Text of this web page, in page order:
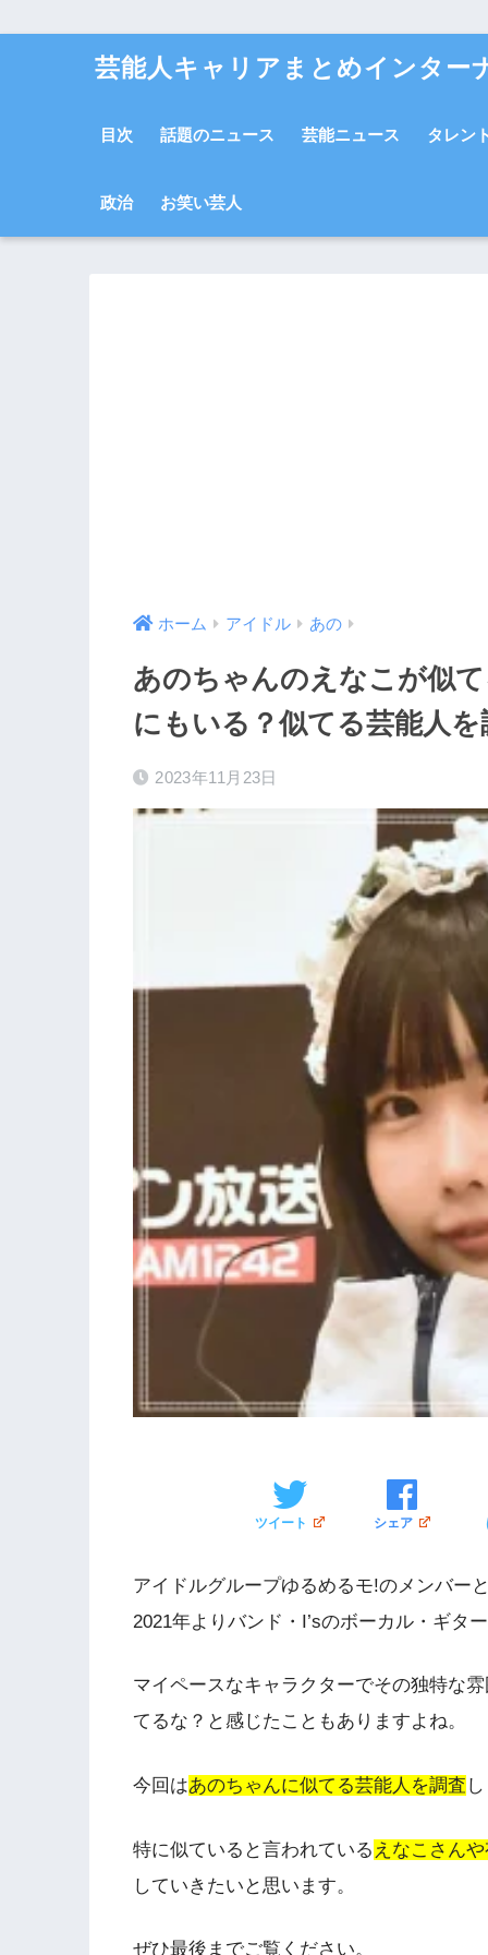
芸能人キャリアまとめインター
目次 話題のニュース 芸能ニュース タレン
政治 お笑い芸人
ホーム アイドル あの
あのちゃんのえなこが似
にもいる？似てる芸能人を
2023年11月23日
ツイート シェア
アイドルグループゆるめるモ!のメンバー
2021年よりバンド・I’sのボーカル・ギタ
マイペースなキャラクターでその独特な
てるな？と感じたこともありますよね。
今回はあのちゃんに似てる芸能人を調査
特に似ていると言われている えなこさん
していきたいと思います。
ぜひ最後までご覧ください。